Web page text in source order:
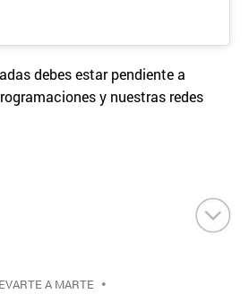
debes estar pendiente a
y nuestras redes
A MARTE •